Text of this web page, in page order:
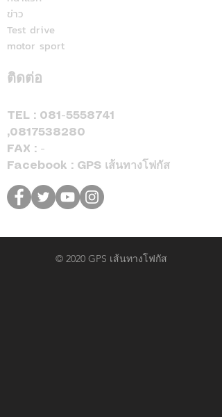
จองและรับรถภายในวันที่
31 สิงหาคม 2569 เท่านั้น
ข่าว
Test drive
motor sport
ติดต่อ
TEL : 081-5558741
,0817538280
FAX : -
Facebook : GPS เส้นทางโฟกัส
© 2020 GPS เส้นทางโฟกัส